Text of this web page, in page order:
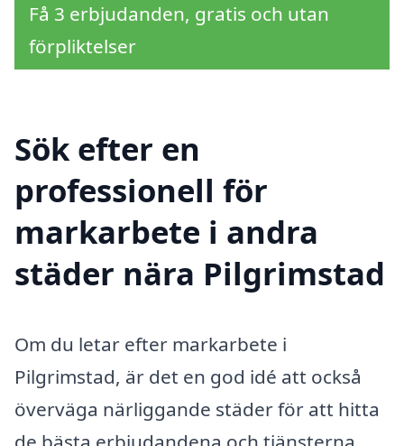
Få 3 erbjudanden, gratis och utan
förpliktelser
Sök efter en
professionell för
markarbete i andra
städer nära Pilgrimstad
Om du letar efter markarbete i
Pilgrimstad, är det en god idé att också
överväga närliggande städer för att hitta